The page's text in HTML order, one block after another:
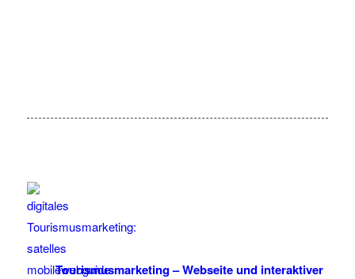
Tourismusmarketing – Webseite und interaktiver